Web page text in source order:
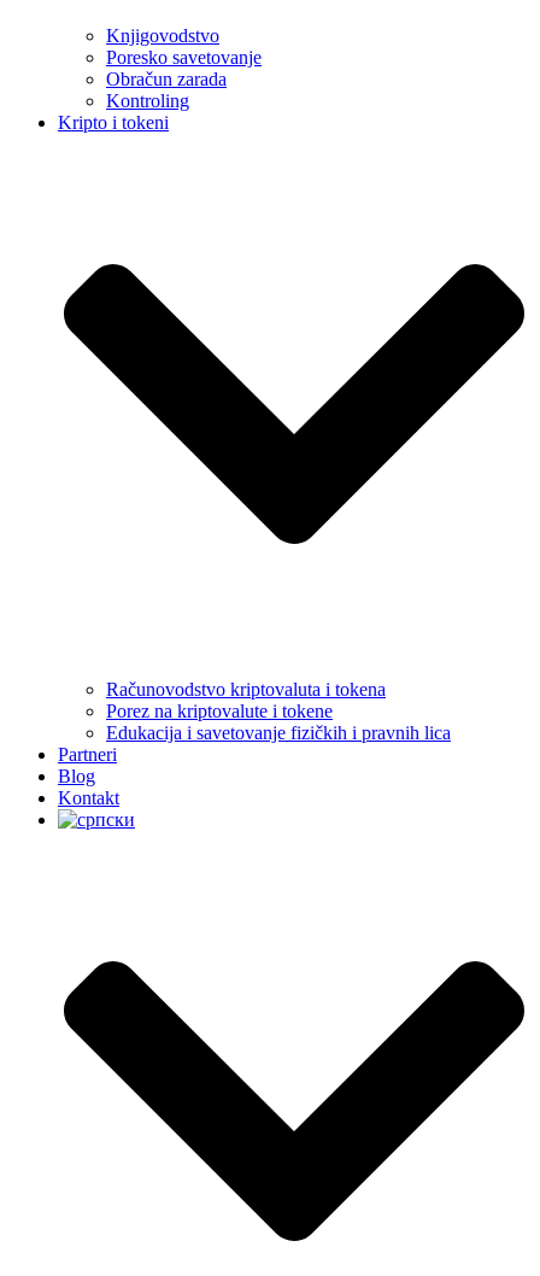
Knjigovodstvo
Poresko savetovanje
Obračun zarada
Kontroling
Kripto i tokeni
Računovodstvo kriptovaluta i tokena
Porez na kriptovalute i tokene
Edukacija i savetovanje fizičkih i pravnih lica
Partneri
Blog
Kontakt